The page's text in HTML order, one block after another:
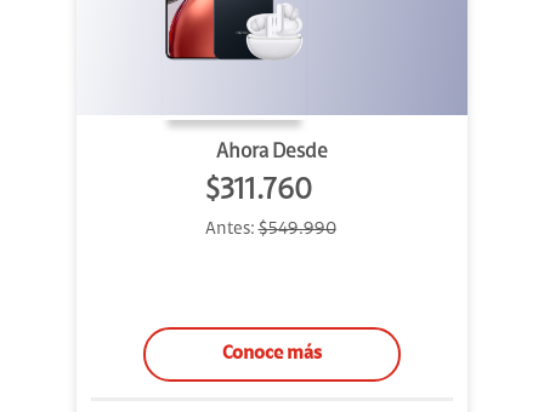
Ahora Desde
$311.760
Antes:$549.990
Conoce más